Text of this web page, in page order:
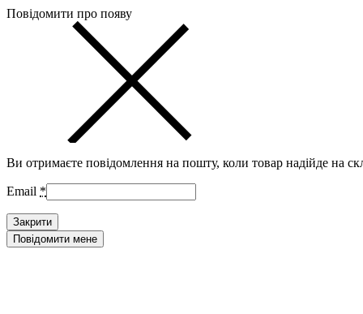
Повідомити про появу
Ви отримаєте повідомлення на пошту, коли товар надійде на
Email *
Закрити
Повідомити мене